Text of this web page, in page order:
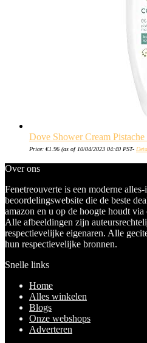
Dove Shower Cream
Price: €1.96 (as of 10/04/2023 04:40 PST-
Over ons
Fenetreouverte is een moderne
beoordelingswebsite die de beste
amazon en u op de hoogte houdt via
Alle afbeeldingen zijn
respectievelijke eigenaren. Alle
hun respectievelijke bronnen.
Snelle links
Home
Alles winkelen
Blogs
Onze webshops
Adverteren